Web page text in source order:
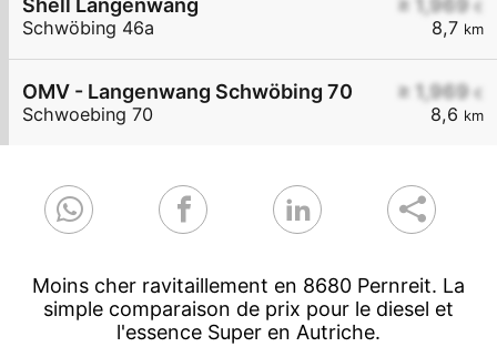
≥ 1,969 €
8,7 km
Shell Langenwang
Schwöbing 46a
≥ 1,969 €
8,6 km
OMV - Langenwang Schwöbing 70
Schwoebing 70
Moins cher ravitaillement en 8680 Pernreit. La
simple comparaison de prix pour le diesel et
l'essence Super en Autriche.